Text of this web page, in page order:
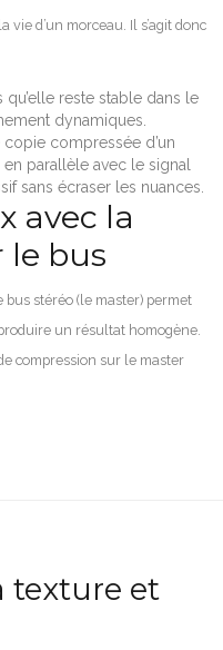
d’un morceau. Il s’agit donc
qu’elle reste stable dans le
dynamiques.
copie compressée d’un
parallèle avec le signal
sans écraser les nuances.
avec la
le bus
stéréo (le master) permet
un résultat homogène.
compression sur le master
texture et